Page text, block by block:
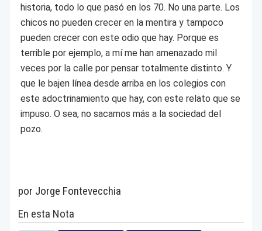
historia, todo lo que pasó en los 70. No una parte. Los
chicos no pueden crecer en la mentira y tampoco
pueden crecer con este odio que hay. Porque es
terrible por ejemplo, a mí me han amenazado mil
veces por la calle por pensar totalmente distinto. Y
que le bajen línea desde arriba en los colegios con
este adoctrinamiento que hay, con este relato que se
impuso. O sea, no sacamos más a la sociedad del
pozo.
por Jorge Fontevecchia
En esta Nota